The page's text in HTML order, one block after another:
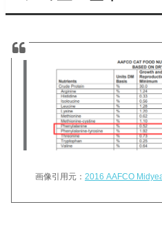
画像引用元： 2016 AAFCO